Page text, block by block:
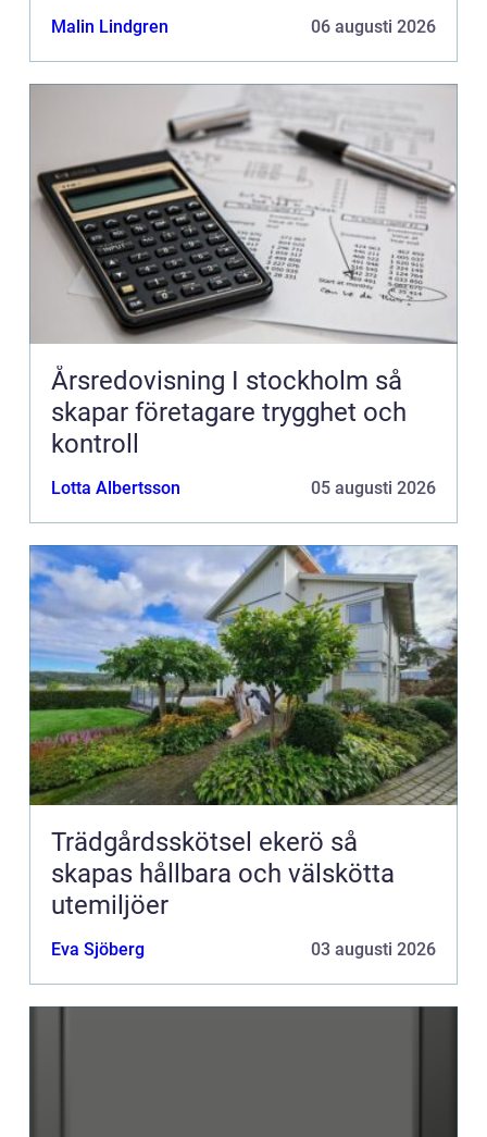
Malin Lindgren 06 augusti 2026
Årsredovisning I stockholm så
skapar företagare trygghet och
kontroll
Lotta Albertsson 05 augusti 2026
Trädgårdsskötsel ekerö så
skapas hållbara och välskötta
utemiljöer
Eva Sjöberg 03 augusti 2026